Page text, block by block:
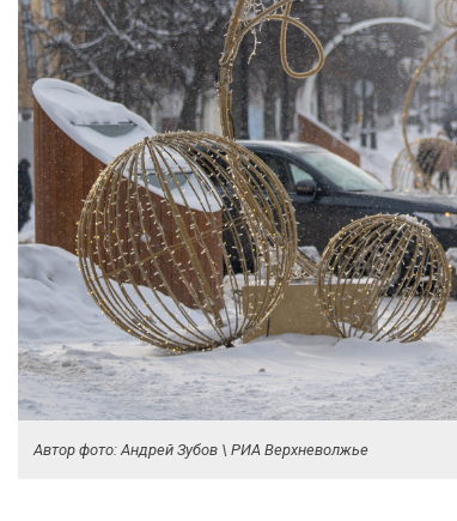
Автор фото: Андрей Зубов \ РИА Верхневолжье